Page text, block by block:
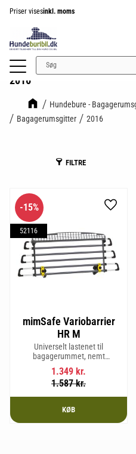
Priser visesinkl. moms
2016
Hundebure -
Bagagerumsgitter
2016
FILTRE
mimSafe Variobarrier
HR M
Universelt lastenet til
bagagerummet, nemt
justerbart, så det passer til din
bils form for en sikker og tryg
rejse med kæledyr eller last.
1.349 kr.
1.587kr.
15%
52116
Gem
KØB